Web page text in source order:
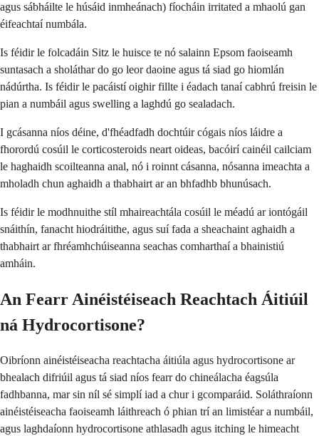
agus sábháilte le húsáid inmheánach) fíocháin irritated a mhaolú gan
éifeachtaí numbála.
Is féidir le folcadáin Sitz le huisce te nó salainn Epsom faoiseamh
suntasach a sholáthar do go leor daoine agus tá siad go hiomlán
nádúrtha. Is féidir le pacáistí oighir fillte i éadach tanaí cabhrú freisin le
pian a numbáil agus swelling a laghdú go sealadach.
I gcásanna níos déine, d'fhéadfadh dochtúir cógais níos láidre a
fhorordú cosúil le corticosteroids neart oideas, bacóirí cainéil cailciam
le haghaidh scoilteanna anal, nó i roinnt cásanna, nósanna imeachta a
mholadh chun aghaidh a thabhairt ar an bhfadhb bhunúsach.
Is féidir le modhnuithe stíl mhaireachtála cosúil le méadú ar iontógáil
snáithín, fanacht hiodráitithe, agus suí fada a sheachaint aghaidh a
thabhairt ar fhréamhchúiseanna seachas comharthaí a bhainistiú
amháin.
An Fearr Ainéistéiseach Reachtach Áitiúil
ná Hydrocortisone?
Oibríonn ainéistéiseacha reachtacha áitiúla agus hydrocortisone ar
bhealach difriúil agus tá siad níos fearr do chineálacha éagsúla
fadhbanna, mar sin níl sé simplí iad a chur i gcomparáid. Soláthraíonn
ainéistéiseacha faoiseamh láithreach ó phian trí an limistéar a numbáil,
agus laghdaíonn hydrocortisone athlasadh agus itching le himeacht